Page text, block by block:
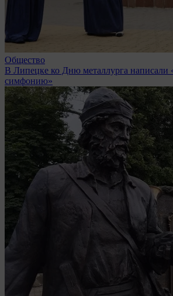
Общество
В Липецке ко Дню металлурга написали
симфонию»